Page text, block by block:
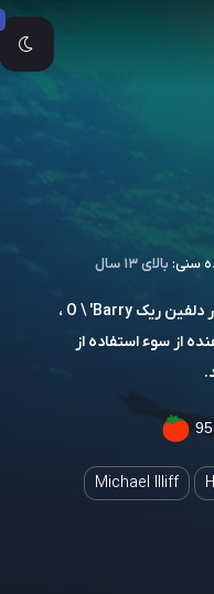
سنی: بالای ۱۳ سال
با استفاده از تجهیزات پیشرفته ، گروهی از فعالان به رهبری مربی مشهور دلفین ریک O \ 'Barry ،
از سوء استفاده از
95
Michael Illiff